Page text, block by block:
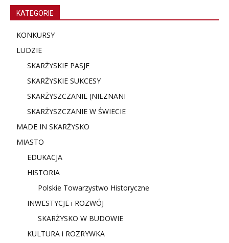
KATEGORIE
KONKURSY
LUDZIE
SKARŻYSKIE PASJE
SKARŻYSKIE SUKCESY
SKARŻYSZCZANIE (NIEZNANI
SKARŻYSZCZANIE W ŚWIECIE
MADE IN SKARŻYSKO
MIASTO
EDUKACJA
HISTORIA
Polskie Towarzystwo Historyczne
INWESTYCJE i ROZWÓJ
SKARŻYSKO W BUDOWIE
KULTURA i ROZRYWKA